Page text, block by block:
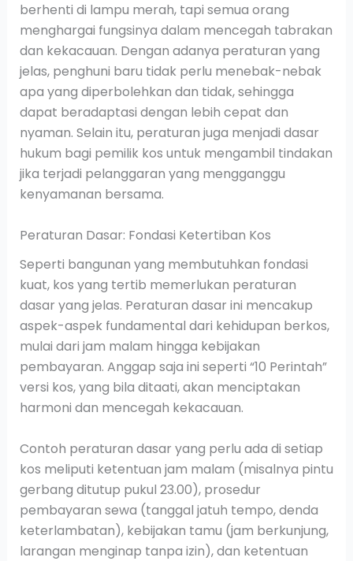
berhenti di lampu merah, tapi semua orang
menghargai fungsinya dalam mencegah tabrakan
dan kekacauan. Dengan adanya peraturan yang
jelas, penghuni baru tidak perlu menebak-nebak
apa yang diperbolehkan dan tidak, sehingga
dapat beradaptasi dengan lebih cepat dan
nyaman. Selain itu, peraturan juga menjadi dasar
hukum bagi pemilik kos untuk mengambil tindakan
jika terjadi pelanggaran yang mengganggu
kenyamanan bersama.
Peraturan Dasar: Fondasi Ketertiban Kos
Seperti bangunan yang membutuhkan fondasi
kuat, kos yang tertib memerlukan peraturan
dasar yang jelas. Peraturan dasar ini mencakup
aspek-aspek fundamental dari kehidupan berkos,
mulai dari jam malam hingga kebijakan
pembayaran. Anggap saja ini seperti “10 Perintah”
versi kos, yang bila ditaati, akan menciptakan
harmoni dan mencegah kekacauan.
Contoh peraturan dasar yang perlu ada di setiap
kos meliputi ketentuan jam malam (misalnya pintu
gerbang ditutup pukul 23.00), prosedur
pembayaran sewa (tanggal jatuh tempo, denda
keterlambatan), kebijakan tamu (jam berkunjung,
larangan menginap tanpa izin), dan ketentuan